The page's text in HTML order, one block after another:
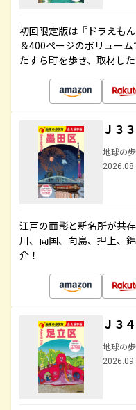
初回限定版は『ドラえも
＆400ページのボリュー
たすら町を歩き、取材し
Ｊ３
地球の
江戸の面影と新名所が共
川、両国、向島、押上、
介！
Ｊ３
地球の